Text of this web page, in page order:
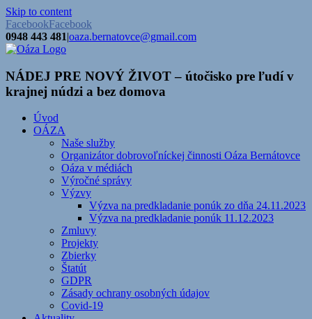
Skip to content
FacebookFacebook
0948 443 481|oaza.bernatovce@gmail.com
NÁDEJ PRE NOVÝ ŽIVOT – útočisko pre ľudí v
krajnej núdzi a bez domova
Úvod
OÁZA
Naše služby
Organizátor dobrovoľníckej činnosti Oáza Bernátovce
Oáza v médiách
Výročné správy
Výzvy
Výzva na predkladanie ponúk zo dňa 24.11.2023
Výzva na predkladanie ponúk 11.12.2023
Zmluvy
Projekty
Zbierky
Štatút
GDPR
Zásady ochrany osobných údajov
Covid-19